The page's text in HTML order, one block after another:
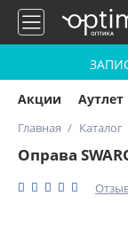
Акции Аутлет
Главная Каталог
Оправа